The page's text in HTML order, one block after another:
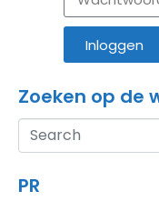
Inloggen
Zoeken op de
PR